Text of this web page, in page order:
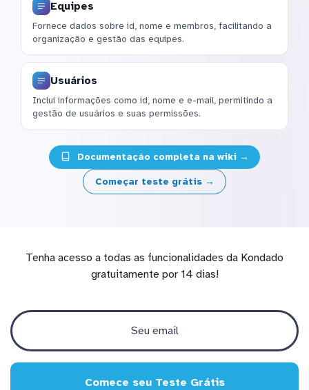
Equipes
Fornece dados sobre id, nome e membros, facilitando a
organização e gestão das equipes.
Usuários
Inclui informações como id, nome e e-mail, permitindo a
gestão de usuários e suas permissões.
Documentação completa na wiki →
Começar teste grátis →
Tenha acesso a todas as funcionalidades da Kondado
gratuitamente por 14 dias!
Comece seu Teste Grátis